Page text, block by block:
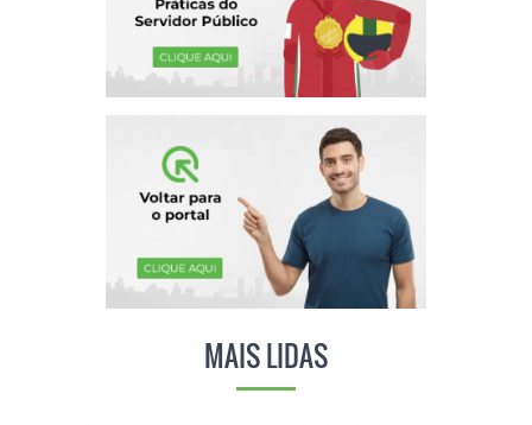
MAIS LIDAS